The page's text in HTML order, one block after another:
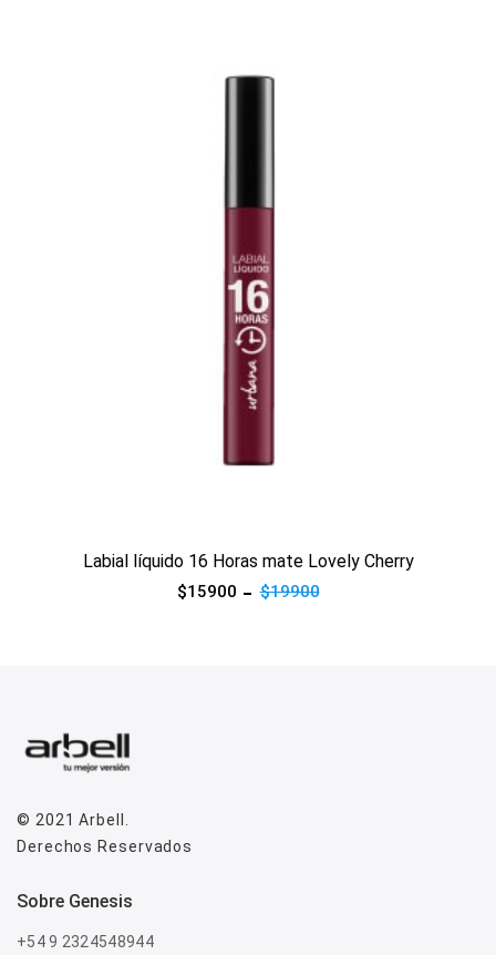
Labial líquido 16 Horas mate Lovely Cherry
$15900 $19900
© 2021Arbell
Derechos Reservados
sobre genesis
+54 9 2324548944